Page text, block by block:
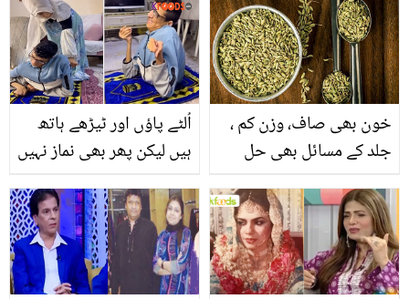
فوائد
دیا لیکن بجلی کے بل پھر
بھی نہیں دے سکے! ظفر
عباس شہریوں کا حال
بتاتے ہوئے پھٹ پڑے
اُلٹے پاؤں اور ٹیڑھے ہاتھ
ہیں لیکن پھر بھی نماز نہیں
کی اس حالت میں نماز
پڑھنے کی ویڈیو نے سب کو
جھنجھوڑ کر رکھ دیا
خون بھی صاف، وزن کم ،
جلد کے مسائل بھی حل
کو نیم گرم پانی کے ساتھ
کھانے سے کون سے مسائل
حل ہوسکتے ہیں؟